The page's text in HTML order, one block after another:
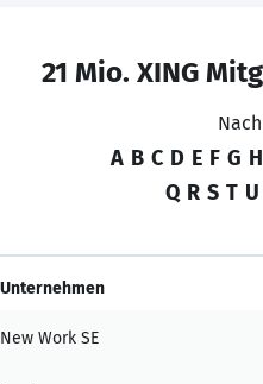
21 Mio. XING
A B C D E F G H
Q R S T U
Unternehmen
New Work SE